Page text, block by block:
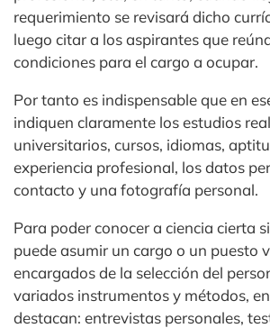
requerimiento se revisará dicho
luego citar a los aspirantes que
condiciones para el cargo a ocupar.
Por tanto es indispensable que en
indiquen claramente los estudios
universitarios, cursos, idiomas,
experiencia profesional, los datos
contacto y una fotografía personal.
Para poder conocer a ciencia cierta
puede asumir un cargo o un puesto
encargados de la selección del
variados instrumentos y métodos,
destacan: entrevistas personales,